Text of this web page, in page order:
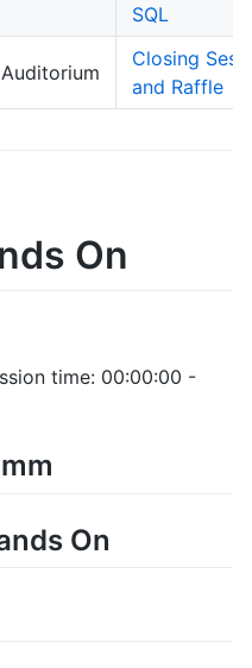
SQL
Auditorium
Closing
and Raffle
On
time: 00:00:00 -
On